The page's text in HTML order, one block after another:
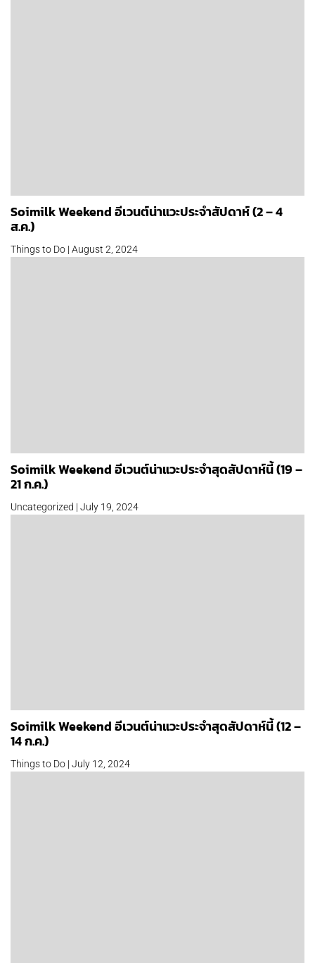
Soimilk Weekend อีเวนต์น่าแวะประจำสัปดาห์ (2 – 4
ส.ค.)
Things to Do | August 2, 2024
Soimilk Weekend อีเวนต์น่าแวะประจำสุดสัปดาห์นี้ (19 –
21 ก.ค.)
Uncategorized | July 19, 2024
Soimilk Weekend อีเวนต์น่าแวะประจำสุดสัปดาห์นี้ (12 –
14 ก.ค.)
Things to Do | July 12, 2024